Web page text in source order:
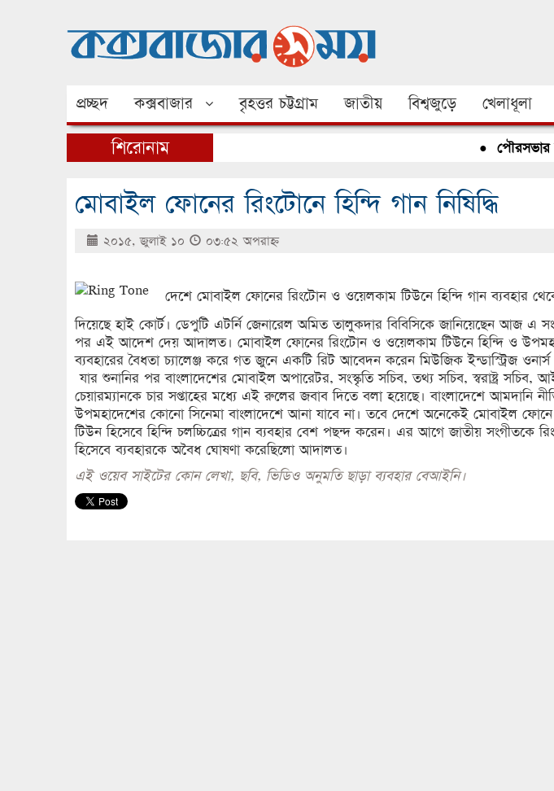
প্রচ্ছদ কক্সবাজার বৃহত্তর চট্টগ্রাম জাতীয় বিশ্বজুড়ে খেলাধূলা
শিরোনাম পৌরসভার
মোবাইল ফোনের রিংটোনে হিন্দি গান নিষিদ্ধি
২০১৫, জুলাই ১০ ০৩:৫২ অপরাহ্ণ
দেশে মোবাইল ফোনের রিংটোন ও ওয়েলকাম টিউনে হিন্দি গান ব্যবহার
দিয়েছে হাই কোর্ট। ডেপুটি এটর্নি জেনারেল অমিত তালুকদার বিবিসিকে জানিয়েছেন আজ এ
পর এই আদেশ দেয় আদালত। মোবাইল ফোনের রিংটোন ও ওয়েলকাম টিউনে হিন্দি ও
ব্যবহারের বৈধতা চ্যালেঞ্জ করে গত জুনে একটি রিট আবেদন করেন মিউজিক ইন্ডাস্ট্রিজ
যার শুনানির পর বাংলাদেশের মোবাইল অপারেটর, সংস্কৃতি সচিব, তথ্য সচিব, স্বরাষ্ট্র সচিব,
চেয়ারম্যানকে চার সপ্তাহের মধ্যে এই রুলের জবাব দিতে বলা হয়েছে। বাংলাদেশে আমদানি
উপমহাদেশের কোনো সিনেমা বাংলাদেশে আনা যাবে না। তবে দেশে অনেকেই মোবাইল
টিউন হিসেবে হিন্দি চলচ্চিত্রের গান ব্যবহার বেশ পছন্দ করেন। এর আগে জাতীয় সংগীতকে
হিসেবে ব্যবহারকে অবৈধ ঘোষণা করেছিলো আদালত।
এই ওয়েব সাইটের কোন লেখা, ছবি, ভিডিও অনুমতি ছাড়া ব্যবহার বেআইনি।